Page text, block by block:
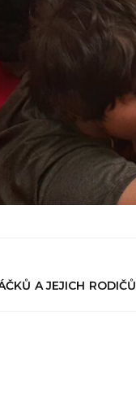
A JEJICH RODIČŮ